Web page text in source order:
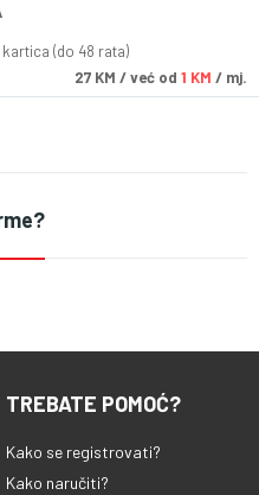
(do 48 rata)
27 KM / već od 1 KM / mj.
TREBATE POMOĆ?
Kako se registrovati?
Kako naručiti?